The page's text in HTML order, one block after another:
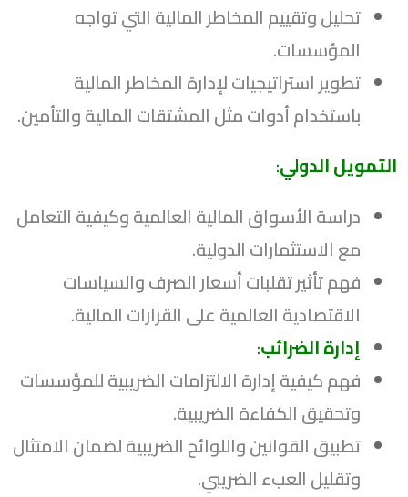
تحليل وتقييم المخاطر المالية التي تواجه
المؤسسات.
تطوير استراتيجيات لإدارة المخاطر المالية
باستخدام أدوات مثل المشتقات المالية والتأمين.
التمويل الدولي:
دراسة الأسواق المالية العالمية وكيفية التعامل
مع الاستثمارات الدولية.
فهم تأثير تقلبات أسعار الصرف والسياسات
الاقتصادية العالمية على القرارات المالية.
إدارة الضرائب:
فهم كيفية إدارة الالتزامات الضريبية للمؤسسات
وتحقيق الكفاءة الضريبية.
تطبيق القوانين واللوائح الضريبية لضمان الامتثال
وتقليل العبء الضريبي.